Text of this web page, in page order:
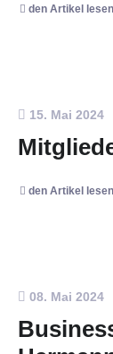
den Artikel lesen
15. Mai 2024
den Artikel lesen
08. Mai 2024